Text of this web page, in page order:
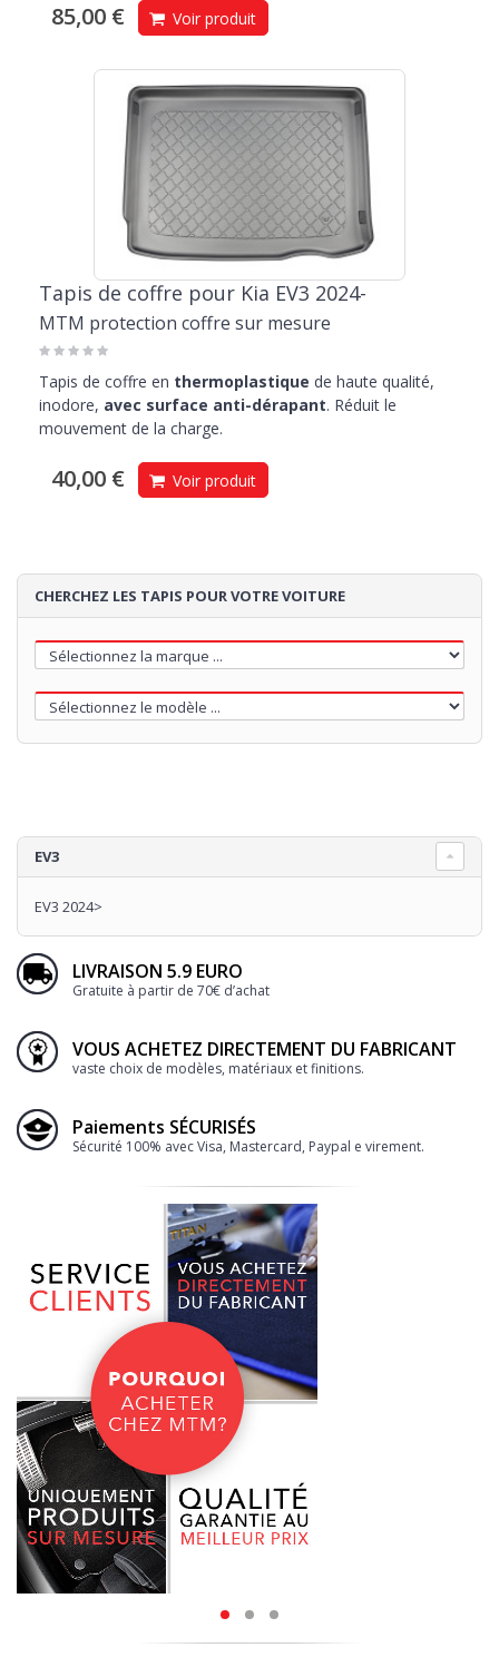
85,00 € Voir produit
Tapis de coffre pour Kia EV3 2024-
MTM protection coffre sur mesure
Tapis de coffre en thermoplastique de haute qualité,
inodore, avec surface anti-dérapant. Réduit le
mouvement de la charge.
40,00 € Voir produit
CHERCHEZ LES TAPIS POUR VOTRE VOITURE
EV3
EV3 2024>
LIVRAISON 5.9 EURO
Gratuite à partir de 70€ d’achat
VOUS ACHETEZ DIRECTEMENT DU FABRICANT
vaste choix de modèles, matériaux et finitions.
Paiements SÉCURISÉS
Sécurité 100% avec Visa, Mastercard, Paypal e virement.